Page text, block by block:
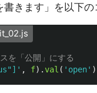
書きます」を以下
を「公開」にする
' , f).val ( ' open'